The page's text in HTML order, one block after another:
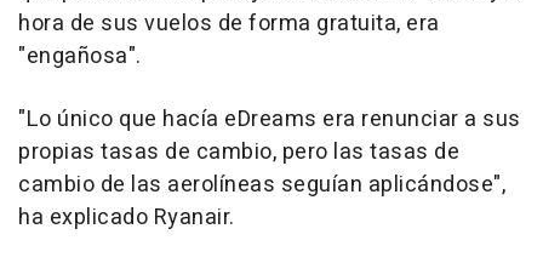
hora de sus vuelos de forma gratuita, era
"engañosa".
"Lo único que hacía eDreams era renunciar a sus
propias tasas de cambio, pero las tasas de
cambio de las aerolíneas seguían aplicándose",
ha explicado Ryanair.